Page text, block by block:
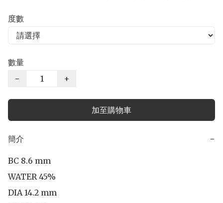
度數
數量
−
+
加至購物車
簡介 −
BC 8.6 mm
WATER 45%
DIA 14.2 mm